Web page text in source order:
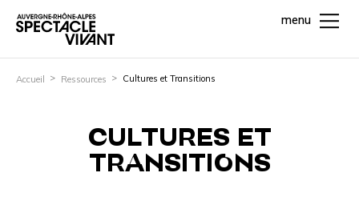
menu
Accueil Ressources Cultures et Transitions
CULTURES ET
TRANSITIONS